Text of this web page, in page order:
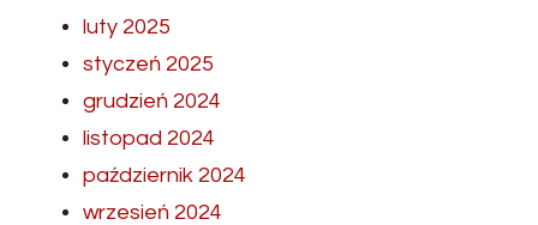
luty 2025
styczeń 2025
grudzień 2024
listopad 2024
październik 2024
wrzesień 2024